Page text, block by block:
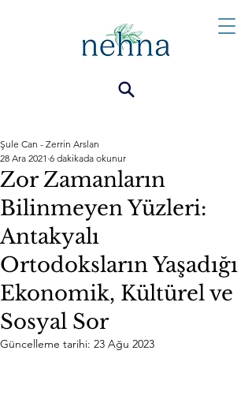
Zor Zamanların
Bilinmeyen Yüzleri:
Antakyalı
Ortodoksların Yaşadığı
Ekonomik, Kültürel ve
Sosyal Sor
Şule Can - Zerrin Arslan
28 Ara 2021 6 dakikada okunur
Güncelleme tarihi: 23 Ağu 2023